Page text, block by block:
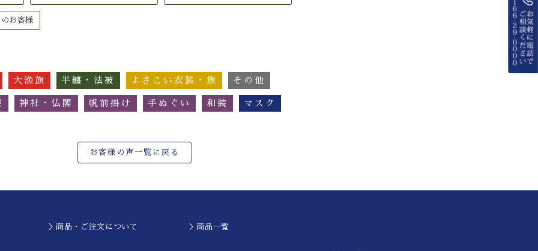
お客様
大漁旗 半纏・法被 よさこい衣装・旗 その他
神社・仏閣 帆前掛け 手ぬぐい 和装 マスク
お客様の声一覧に戻る
＞商品・ご注文について ＞商品一覧